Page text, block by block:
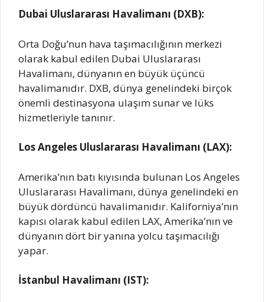
Dubai Uluslararası Havalimanı (DXB):
Orta Doğu’nun hava taşımacılığının merkezi
olarak kabul edilen Dubai Uluslararası
Havalimanı, dünyanın en büyük üçüncü
havalimanıdır. DXB, dünya genelindeki birçok
önemli destinasyona ulaşım sunar ve lüks
hizmetleriyle tanınır.
Los Angeles Uluslararası Havalimanı (LAX):
Amerika’nın batı kıyısında bulunan Los Angeles
Uluslararası Havalimanı, dünya genelindeki en
büyük dördüncü havalimanıdır. Kaliforniya’nın
kapısı olarak kabul edilen LAX, Amerika’nın ve
dünyanın dört bir yanına yolcu taşımacılığı
yapar.
İstanbul Havalimanı (IST):